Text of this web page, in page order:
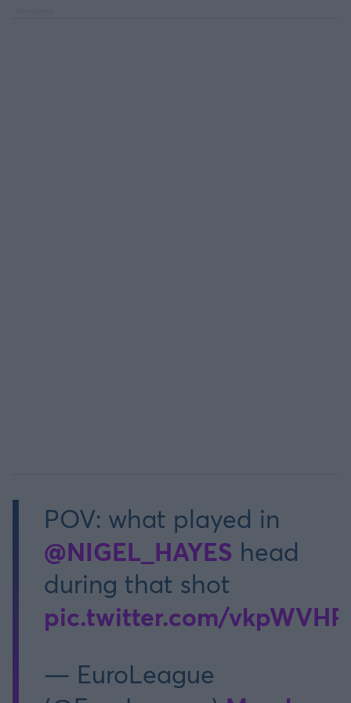
POV: what played in
@NIGEL_HAYES head
during that shot
pic.twitter.com/
— EuroLeague